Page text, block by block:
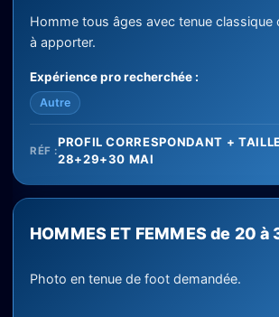
Homme tous âges avec tenue classique
à apporter.
Expérience pro recherchée :
Autre
RÉF :
PROFIL CORRESPONDANT +
28+29+30 MAI
HOMMES ET FEMMES de 20 à
Photo en tenue de foot demandée.